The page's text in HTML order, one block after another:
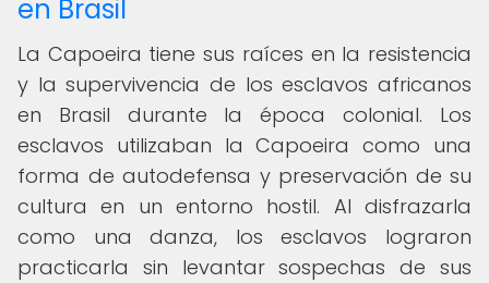
en Brasil
La Capoeira tiene sus raíces en la resistencia
y la supervivencia de los esclavos africanos
en Brasil durante la época colonial. Los
esclavos utilizaban la Capoeira como una
forma de autodefensa y preservación de su
cultura en un entorno hostil. Al disfrazarla
como una danza, los esclavos lograron
practicarla sin levantar sospechas de sus